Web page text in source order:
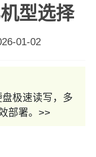
型选择
01-02
极速读写，多
部署。>>